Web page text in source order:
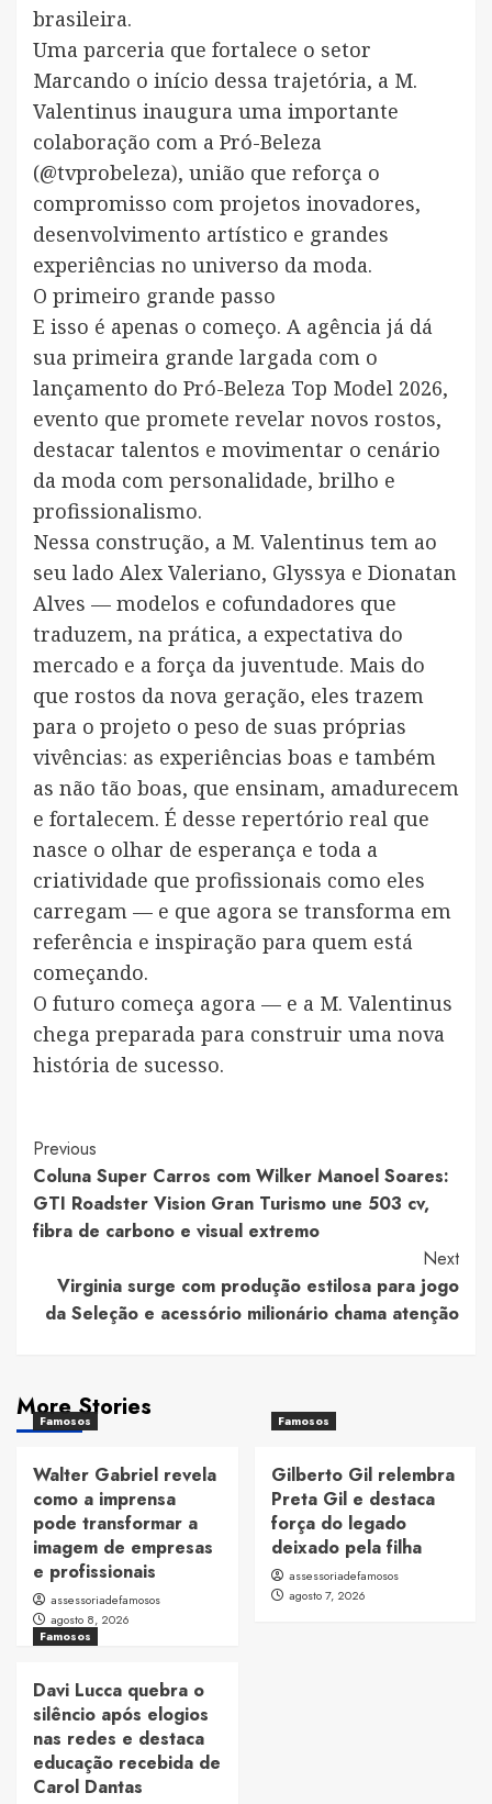
brasileira.
Uma parceria que fortalece o setor
Marcando o início dessa trajetória, a M.
Valentinus inaugura uma importante
colaboração com a Pró-Beleza
(@tvprobeleza), união que reforça o
compromisso com projetos inovadores,
desenvolvimento artístico e grandes
experiências no universo da moda.
O primeiro grande passo
E isso é apenas o começo. A agência já dá
sua primeira grande largada com o
lançamento do Pró-Beleza Top Model 2026,
evento que promete revelar novos rostos,
destacar talentos e movimentar o cenário
da moda com personalidade, brilho e
profissionalismo.
Nessa construção, a M. Valentinus tem ao
seu lado Alex Valeriano, Glyssya e Dionatan
Alves — modelos e cofundadores que
traduzem, na prática, a expectativa do
mercado e a força da juventude. Mais do
que rostos da nova geração, eles trazem
para o projeto o peso de suas próprias
vivências: as experiências boas e também
as não tão boas, que ensinam, amadurecem
e fortalecem. É desse repertório real que
nasce o olhar de esperança e toda a
criatividade que profissionais como eles
carregam — e que agora se transforma em
referência e inspiração para quem está
começando.
O futuro começa agora — e a M. Valentinus
chega preparada para construir uma nova
história de sucesso.
Post
Navigation
Previous
Coluna Super Carros com Wilker Manoel Soares:
GTI Roadster Vision Gran Turismo une 503 cv,
fibra de carbono e visual extremo
Next
Virginia surge com produção estilosa para jogo
da Seleção e acessório milionário chama atenção
More Stories
Famosos
Walter Gabriel revela
como a imprensa
pode transformar a
imagem de empresas
e profissionais
assessoriadefamosos
agosto 8, 2026
Famosos
Gilberto Gil relembra
Preta Gil e destaca
força do legado
deixado pela filha
assessoriadefamosos
agosto 7, 2026
Famosos
Davi Lucca quebra o
silêncio após elogios
nas redes e destaca
educação recebida de
Carol Dantas